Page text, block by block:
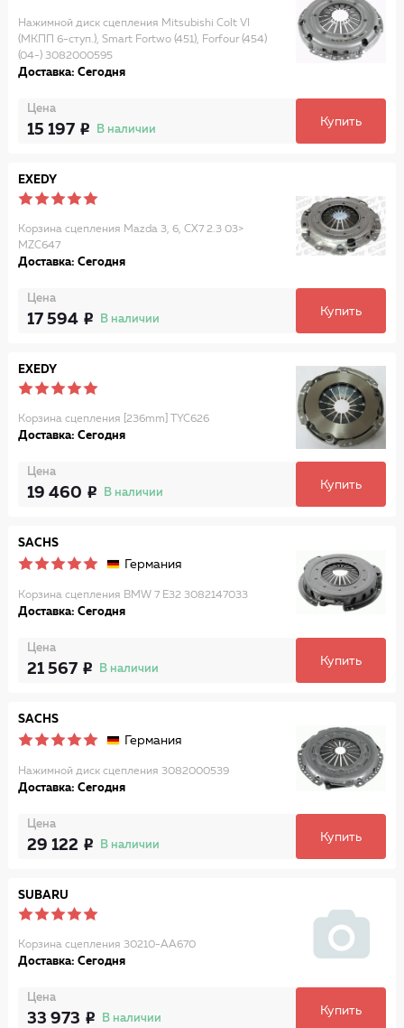
Нажимной диск сцепления Mitsubishi Colt VI
(МКПП 6-ступ.), Smart Fortwo (451), Forfour (454)
(04-) 3082000595
Доставка: Сегодня
Цена
15 197 В наличии
Купить
EXEDY
Корзина сцепления Mazda 3, 6, CX7 2.3 03>
MZC647
Доставка: Сегодня
Цена
17 594 В наличии
Купить
EXEDY
Корзина сцепления [236mm] TYC626
Доставка: Сегодня
Цена
19 460 В наличии
Купить
SACHS
Германия
Корзина сцепления BMW 7 E32 3082147033
Доставка: Сегодня
Цена
21 567 В наличии
Купить
SACHS
Германия
Нажимной диск сцепления 3082000539
Доставка: Сегодня
Цена
29 122 В наличии
Купить
SUBARU
Корзина сцепления 30210-AA670
Доставка: Сегодня
Цена
33 973 В наличии
Купить